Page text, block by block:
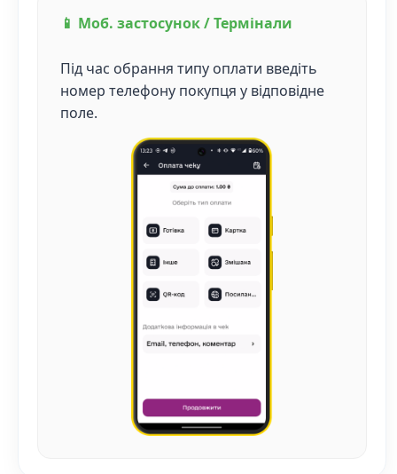
📱 Моб. застосунок / Термінали
Під час обрання типу оплати введіть
номер телефону покупця у відповідне
поле.